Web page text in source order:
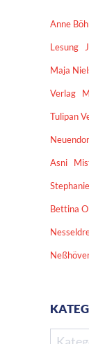
Anne
Lesung
Maja
Verlag
Tulipan
Asni
Bettina